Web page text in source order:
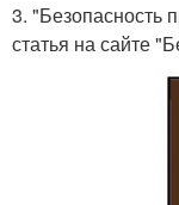
3. "Безопасность
статья на сайте